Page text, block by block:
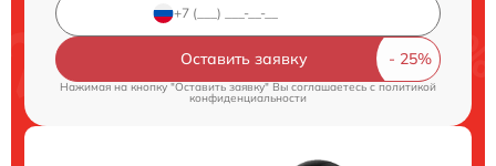
Оставить заявку
Нажимая на кнопку "Оставить заявку" Вы соглашаетесь cполитикой
конфиденциальности